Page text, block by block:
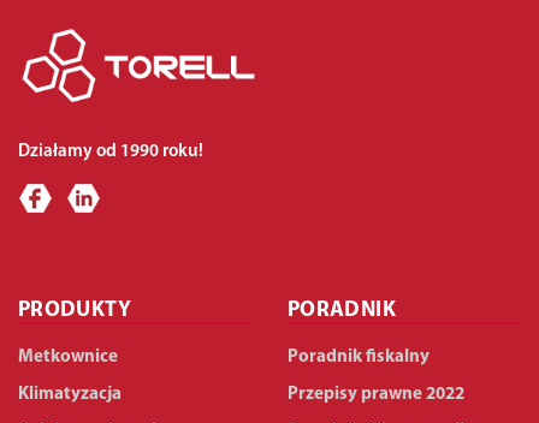
Działamy od 1990 roku!
PRODUKTY
Metkownice
Klimatyzacja
PORADNIK
Poradnik fiskalny
Przepisy prawne 2022